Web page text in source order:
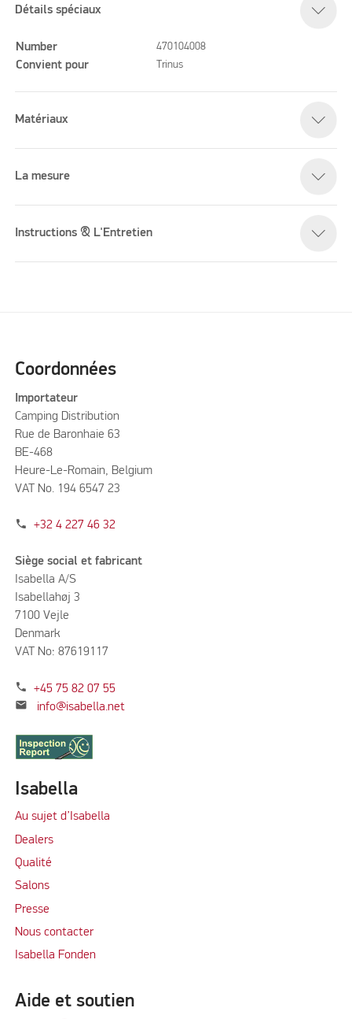
Détails spéciaux
Number 470104008
Convient pour Trinus
Matériaux
La mesure
Instructions & L'Entretien
Coordonnées
Importateur
Camping Distribution
Rue de Baronhaie 63
BE-468
Heure-Le-Romain, Belgium
VAT No. 194 6547 23
phone +32 4 227 46 32
Siège social et fabricant
Isabella A/S
Isabellahøj 3
7100 Vejle
Denmark
VAT No: 87619117
phone +45 75 82 07 55
mail info@isabella.net
Isabella
Au sujet d’Isabella
Dealers
Qualité
Salons
Presse
Nous contacter
Isabella Fonden
Aide et soutien